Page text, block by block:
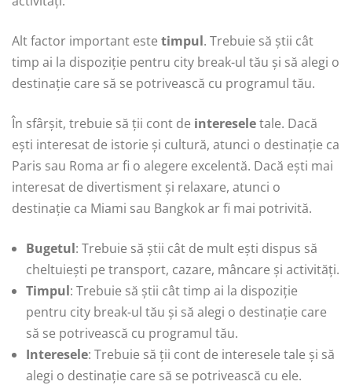
Alt factor important este timpul. Trebuie să știi cât
timp ai la dispoziție pentru city break-ul tău și să alegi o
destinație care să se potrivească cu programul tău.
În sfârșit, trebuie să ții cont de intereseletale. Dacă
ești interesat de istorie și cultură, atunci o destinație ca
Paris sau Roma ar fi o alegere excelentă. Dacă ești mai
interesat de divertisment și relaxare, atunci o
destinație ca Miami sau Bangkok ar fi mai potrivită.
Bugetul: Trebuie să știi cât de mult ești dispus să
cheltuiești pe transport, cazare, mâncare și activități.
Timpul: Trebuie să știi cât timp ai la dispoziție
pentru city break-ul tău și să alegi o destinație care
să se potrivească cu programul tău.
Interesele: Trebuie să ții cont de interesele tale și să
alegi o destinație care să se potrivească cu ele.